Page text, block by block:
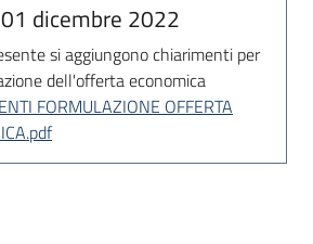
01 dicembre 2022
si aggiungono chiarimenti per
dell'offerta economica
FORMULAZIONE OFFERTA